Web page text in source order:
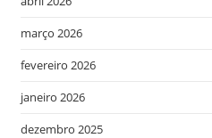
março 2026
fevereiro 2026
janeiro 2026
dezembro 2025